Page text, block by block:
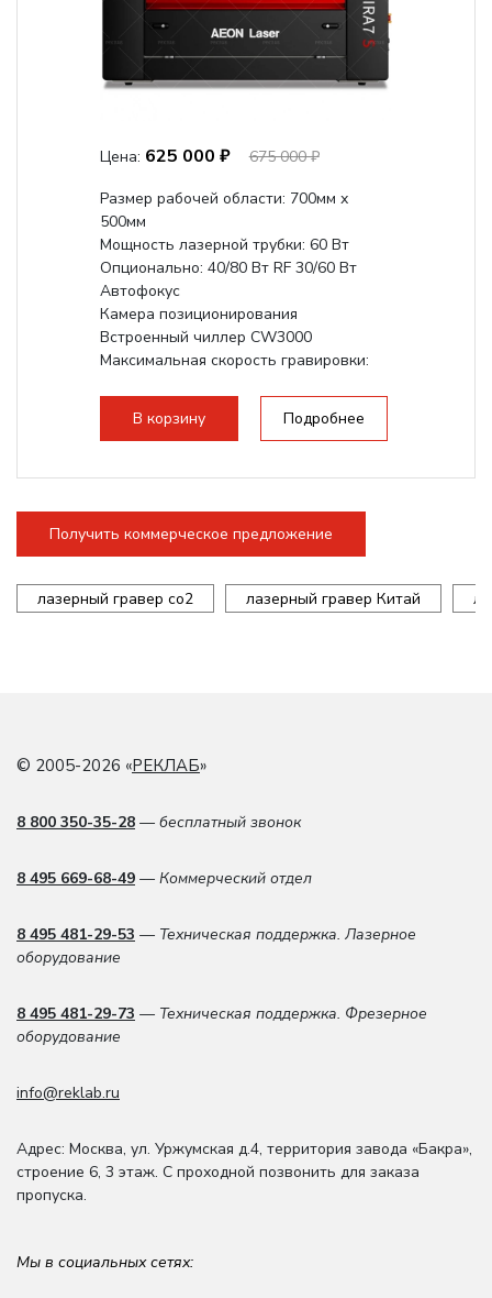
Цена: 625 000 ₽
675 000 ₽
Размер рабочей области: 700мм х
500мм
Мощность лазерной трубки: 60 Вт
Опционально: 40/80 Вт RF 30/60 Вт
Автофокус
Камера позиционирования
Встроенный чиллер CW3000
Максимальная скорость гравировки:
В корзину Подробнее
Получить коммерческое предложение
лазерный гравер co2 лазерный гравер Китай
© 2005-2026 «РЕКЛАБ»
8 800 350-35-28 — бесплатный звонок
8 495 669-68-49 — Коммерческий отдел
8 495 481-29-53 — Техническая поддержка. Лазерное
оборудование
8 495 481-29-73 — Техническая поддержка. Фрезерное
оборудование
info@reklab.ru
Адрес: Москва, ул. Уржумская д.4, территория завода «Бакра»,
строение 6, 3 этаж. С проходной позвонить для заказа
пропуска.
Мы в социальных сетях: